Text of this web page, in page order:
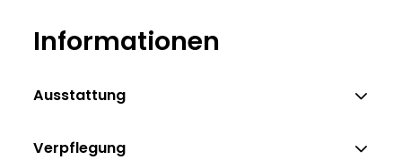
Informationen
Ausstattung
Verpflegung